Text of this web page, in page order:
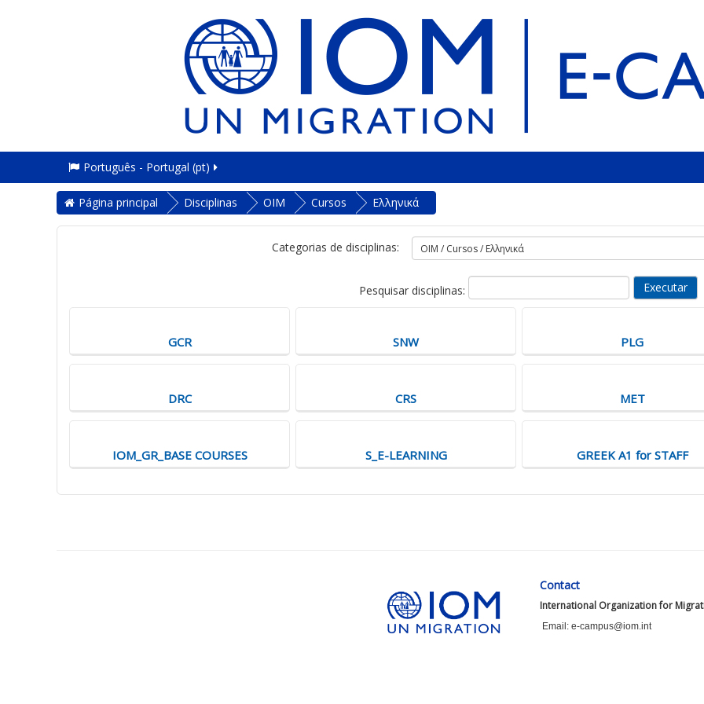
Português - Portugal ‎(pt)‎
Página principal Disciplinas OIM Cursos Ελληνικά
Categorias de disciplinas:
Pesquisar disciplinas:
GCR SNW PLG
DRC CRS MET
IOM_GR_BASE COURSES S_E-LEARNING GREEK A1 for STAFF
Contact
International Organization for
Email: e-campus@iom.int